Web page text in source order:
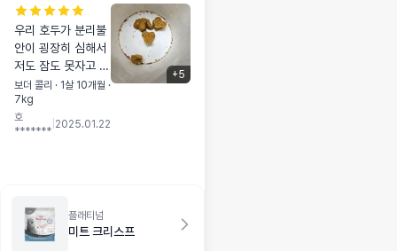
우리 호두가 분리불
안이 굉장히 심해서
저도 잠도 못자고 ㅠ
식분증까지 있고 혼
자두면 하울링 심하
게하고 ㅠ 서로 힘들
서 사서 먹였는데 생
각보다 효과 조금 있
어요 쿠키가 생각보
보더 콜리 · 1살 10개월 ·
7kg
호
*******
2025.01.22
+5
플래티넘
미트 크리스프